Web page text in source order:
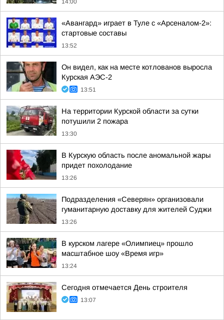
14:00
«Авангард» играет в Туле с «Арсеналом-2»:
стартовые составы
13:52
Он видел, как на месте котлованов выросла
Курская АЭС-2
13:51
На территории Курской области за сутки
потушили 2 пожара
13:30
В Курскую область после аномальной жары
придет похолодание
13:26
Подразделения «Северян» организовали
гуманитарную доставку для жителей Суджи
13:26
В курском лагере «Олимпиец» прошло
масштабное шоу «Время игр»
13:24
Сегодня отмечается День строителя
13:07